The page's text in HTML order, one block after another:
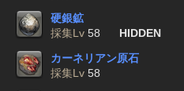
硬銀鉱
採集Lv 58
HIDDEN
カーネリアン原石
採集Lv 58